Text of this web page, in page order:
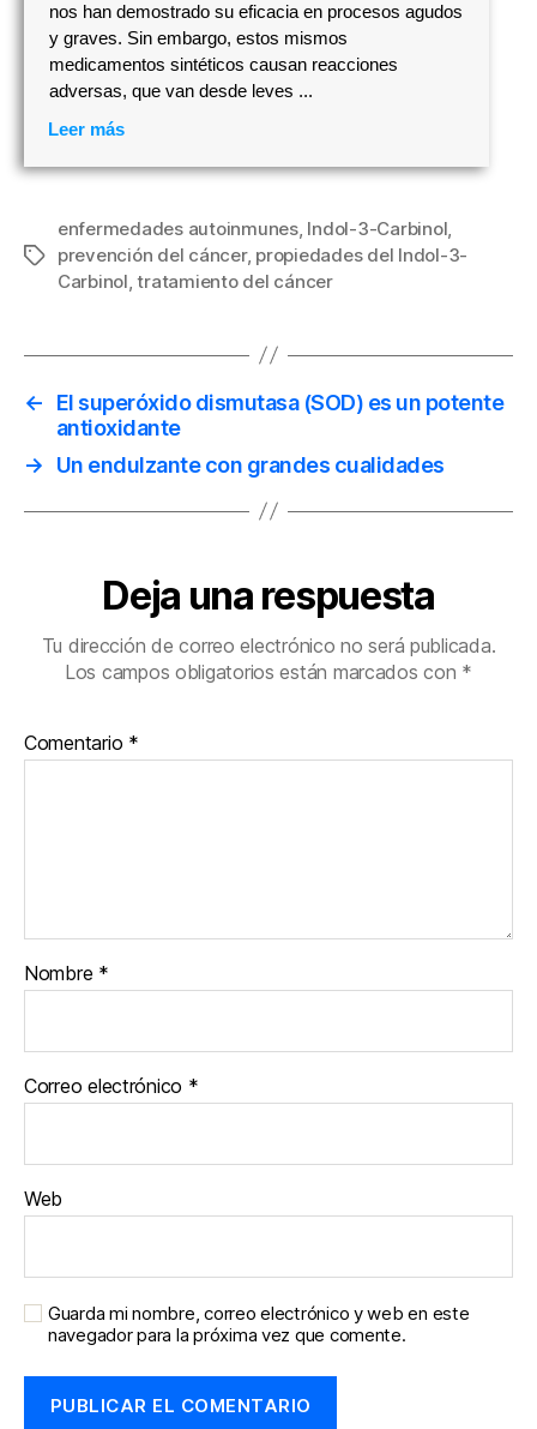
nos han demostrado su eficacia en procesos agudos
y graves. Sin embargo, estos mismos
medicamentos sintéticos causan reacciones
adversas, que van desde leves ...
Leer más
Etiquetas
enfermedades autoinmunes, Indol-3-Carbinol
prevención del cáncer, propiedades del Indol-3-
Carbinol ,tratamiento del cáncer
←
El superóxido dismutasa (SOD) es un potente
antioxidante
→
Un endulzante con grandes cualidades
Deja una respuesta
Tu dirección de correo electrónico no será publicada.
Los campos obligatorios están marcados con *
Comentario *
Nombre *
Correo electrónico *
Web
Guarda mi nombre, correo electrónico y web en este
navegador para la próxima vez que comente.